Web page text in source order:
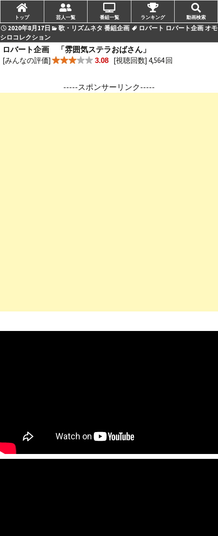
2020年8月17日 歌・リズムネタ 番組企画
ロバート ロバート企画 オモ
シロコレクション
ロバート企画 「雰囲気ステラおばさん」
[みんなの評価] 3.08 [視聴回数] 4,564 回
-----スポンサーリンク-----
トップ 芸人一覧 番組一覧 ランキング 動画検索